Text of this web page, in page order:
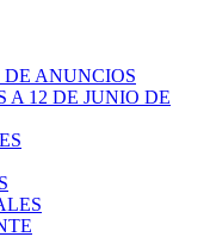
ANUNCIOS
A 12 DE JUNIO DE